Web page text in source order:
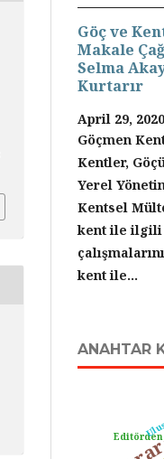
Göç ve
Makale
Selma
Kurtarır
April 29, 2020
Göçmen
Kentler,
Yerel
Kentsel
kent ile ilgili
kent ile...
ANAHTAR
Editörden